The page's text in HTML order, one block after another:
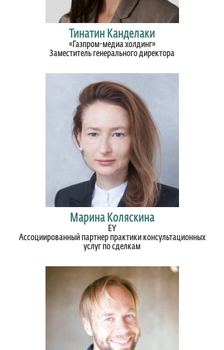
Тинатин Канделаки
«Газпром-медиа холдинг»
Заместитель генерального директора
Марина Коляскина
EY
Ассоциированный партнер практики консультационных
услуг по сделкам